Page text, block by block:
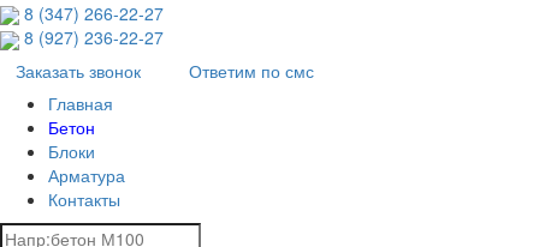
8 (347) 266‑22‑27
8 (927) 236‑22‑27
Заказать звонок
Ответим по смс
Главная
Бетон
Блоки
Арматура
Контакты